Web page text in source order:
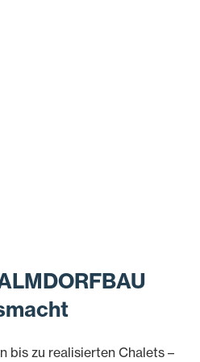
bis zu realisierten Chalets –